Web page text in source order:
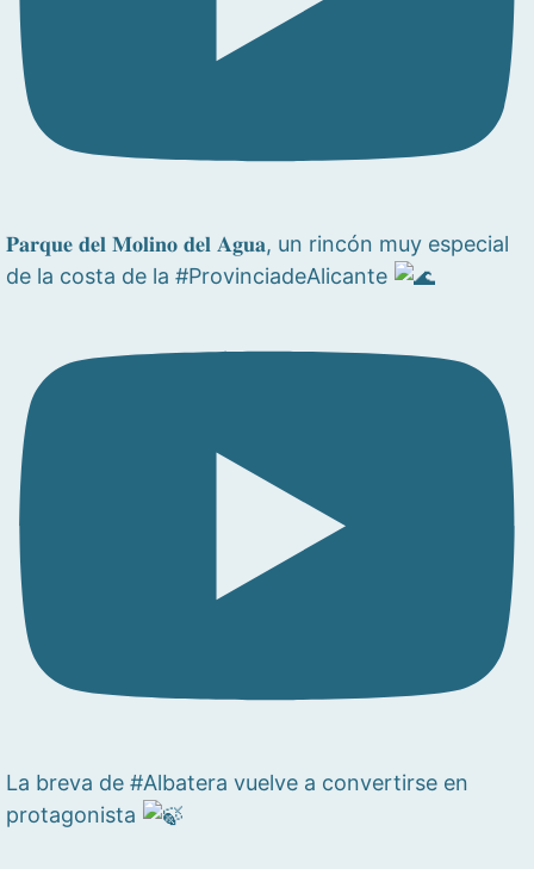
𝐏𝐚𝐫𝐪𝐮𝐞 𝐝𝐞𝐥 𝐌𝐨𝐥𝐢𝐧𝐨 𝐝𝐞𝐥 𝐀𝐠𝐮𝐚, un rincón muy especial
de la costa de la #ProvinciadeAlicante
La breva de #Albatera vuelve a convertirse en
protagonista